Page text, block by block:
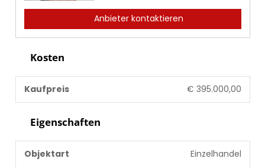
Anbieter kontaktieren
Kosten
Kaufpreis € 395.000,00
Eigenschaften
Objektart
Einzelhandel